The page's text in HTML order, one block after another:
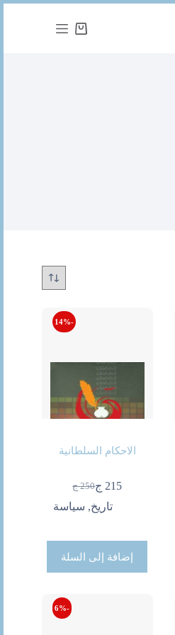
عربة
-14%
الاحكام السلطانية
250 ج
السعر
الأصلي
215 جالسعر
الحاليتاريخ, سياسة
إضافة إلى السلة
-6%